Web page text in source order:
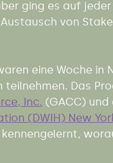
ging es auf
von
eine Woche in
teilnehmen. Das
Inc. (GACC)
(DWIH) New